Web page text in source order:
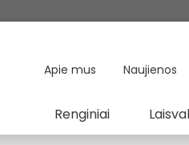
Apie mus Naujienos
Renginiai